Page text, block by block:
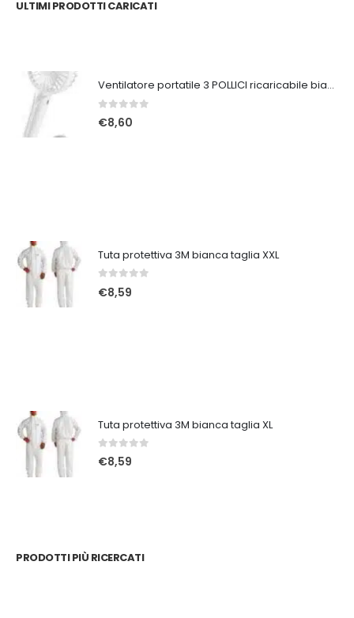
ULTIMI PRODOTTI CARICATI
Ventilatore portatile 3 POLLICI ricaricabile bianco
Su 5
€8,60
Tuta protettiva 3M bianca taglia XXL
Su 5
€8,59
Tuta protettiva 3M bianca taglia XL
0Su 5
€8,59
PRODOTTI PIÙ RICERCATI